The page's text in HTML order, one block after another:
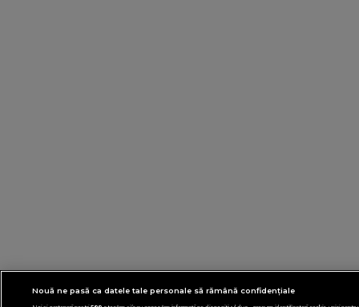
Nouă ne pasă ca datele tale personale să rămână confidențiale